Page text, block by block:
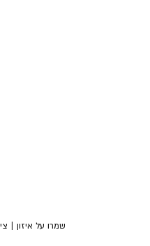
שמרו על איזון |